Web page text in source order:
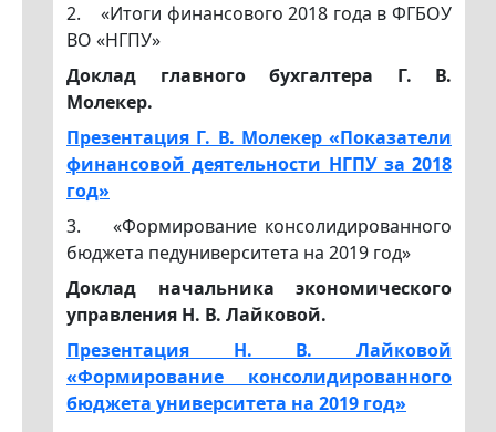
2. «Итоги финансового 2018 года в ФГБОУ
ВО «НГПУ»
Доклад главного бухгалтера Г. В.
Молекер.
Презентация Г. В. Молекер «Показатели
финансовой деятельности НГПУ за 2018
год»
3. «Формирование консолидированного
бюджета педуниверситета на 2019 год»
Доклад начальника экономического
управления Н. В. Лайковой.
Презентация Н. В. Лайковой
«Формирование консолидированного
бюджета университета на 2019 год»